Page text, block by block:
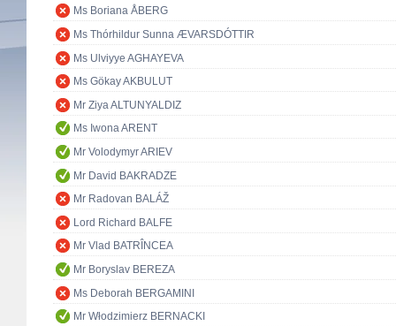
Ms Boriana ÅBERG
Ms Thórhildur Sunna ÆVARSDÓTTIR
Ms Ulviyye AGHAYEVA
Ms Gökay AKBULUT
Mr Ziya ALTUNYALDIZ
Ms Iwona ARENT
Mr Volodymyr ARIEV
Mr David BAKRADZE
Mr Radovan BALÁŽ
Lord Richard BALFE
Mr Vlad BATRÎNCEA
Mr Boryslav BEREZA
Ms Deborah BERGAMINI
Mr Włodzimierz BERNACKI